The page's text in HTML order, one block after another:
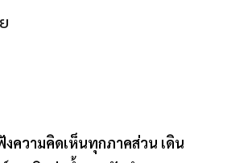
ความคิดเห็นทุกภาคส่วน เดิน